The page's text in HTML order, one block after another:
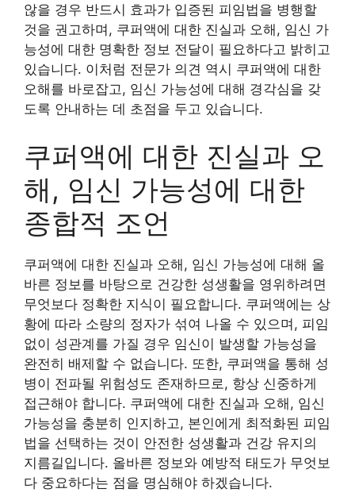
않을 경우 반드시 효과가 입증된 피임법을 병행할
것을 권고하며, 쿠퍼액에 대한 진실과 오해, 임신 가
능성에 대한 명확한 정보 전달이 필요하다고 밝히고
있습니다. 이처럼 전문가 의견 역시 쿠퍼액에 대한
오해를 바로잡고, 임신 가능성에 대해 경각심을 갖
도록 안내하는 데 초점을 두고 있습니다.
쿠퍼액에 대한 진실과 오
해, 임신 가능성에 대한
종합적 조언
쿠퍼액에 대한 진실과 오해, 임신 가능성에 대해 올
바른 정보를 바탕으로 건강한 성생활을 영위하려면
무엇보다 정확한 지식이 필요합니다. 쿠퍼액에는 상
황에 따라 소량의 정자가 섞여 나올 수 있으며, 피임
없이 성관계를 가질 경우 임신이 발생할 가능성을
완전히 배제할 수 없습니다. 또한, 쿠퍼액을 통해 성
병이 전파될 위험성도 존재하므로, 항상 신중하게
접근해야 합니다. 쿠퍼액에 대한 진실과 오해, 임신
가능성을 충분히 인지하고, 본인에게 최적화된 피임
법을 선택하는 것이 안전한 성생활과 건강 유지의
지름길입니다. 올바른 정보와 예방적 태도가 무엇보
다 중요하다는 점을 명심해야 하겠습니다.